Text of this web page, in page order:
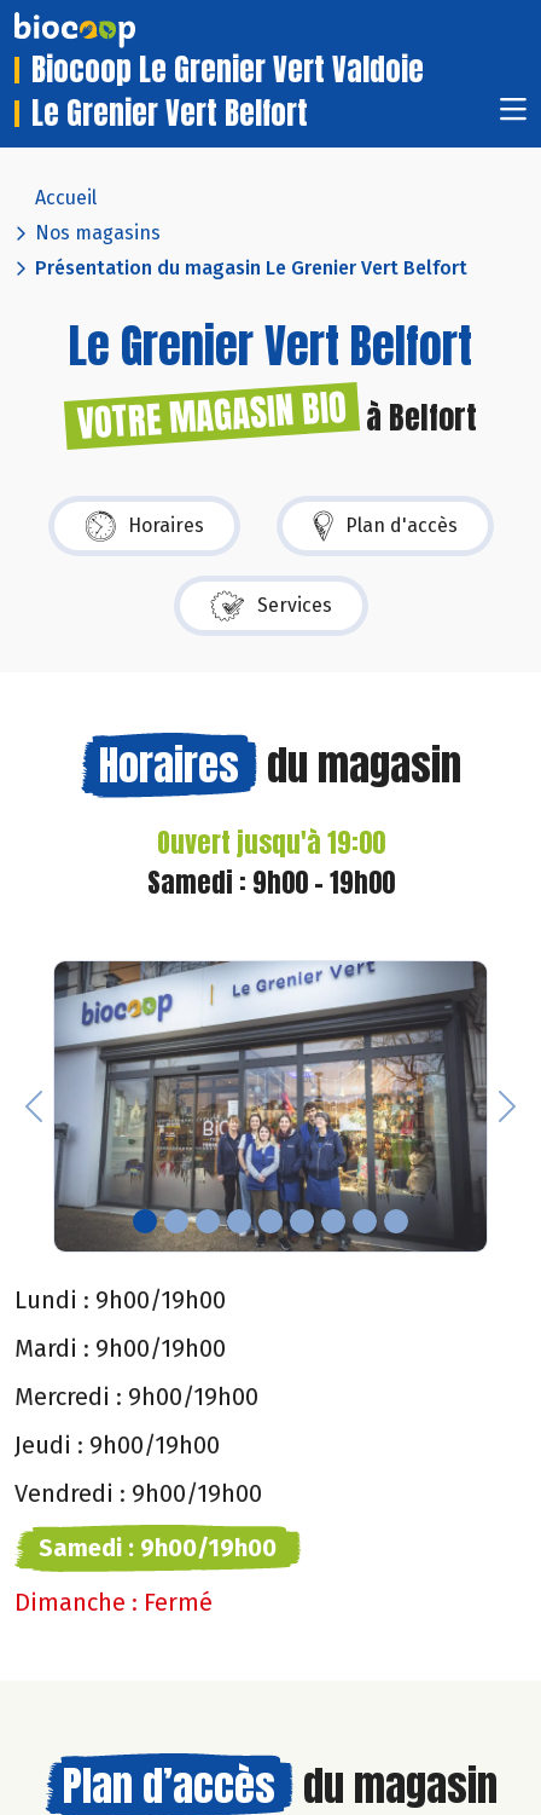
Biocoop Le Grenier Vert Valdoie
Le Grenier Vert Belfort
Accueil
Nos magasins
Présentation du magasin Le Grenier Vert Belfort
Le Grenier Vert Belfort
VOTRE MAGASIN BIO à Belfort
Horaires Plan d'accès
Services
Horaires du magasin
Ouvert jusqu'à 19:00
Samedi : 9h00 - 19h00
Previous
Lundi : 9h00/19h00
Mardi : 9h00/19h00
Mercredi : 9h00/19h00
Jeudi : 9h00/19h00
Vendredi : 9h00/19h00
Samedi : 9h00/19h00
Dimanche : Fermé
Plan d’accès du magasin